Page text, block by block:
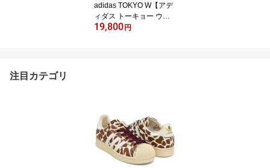
adidas TOKYO W【アデ
ィダス トーキョー ウィ
メンズ】【トウキョウ 東
19,800円
注目カテゴリ